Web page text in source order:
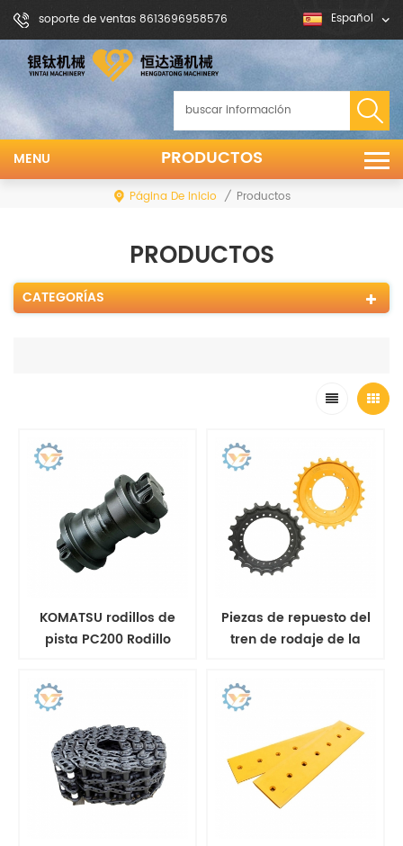
soporte de ventas 8613696958576 Español
PRODUCTOS
MENU
Página De Inicio / Productos
PRODUCTOS
CATEGORÍAS
KOMATSU rodillos de
pista PC200 Rodillo
para PC100 PC300
Piezas de repuesto del
tren de rodaje de la